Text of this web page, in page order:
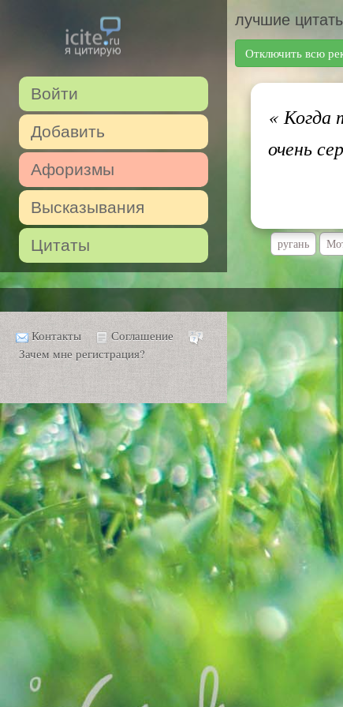
Войти
Добавить
Афоризмы
Высказывания
Цитаты
лучшие
Отключить всю
«Когда
очень
ругань
Контакты
Соглашение
Зачем мне регистрация?